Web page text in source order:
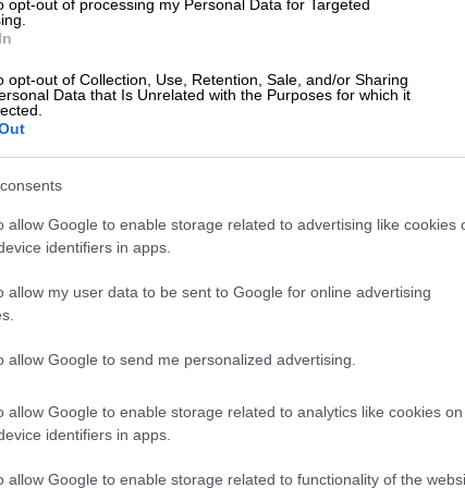
opt-out of processing my Personal Data for Targeted
opt-out of Collection, Use, Retention, Sale, and/or Sharing
Data that Is Unrelated with the Purposes for which it
allow Google to enable storage related to advertising like cookies
identifiers in apps.
allow my user data to be sent to Google for online advertising
allow Google to send me personalized advertising.
allow Google to enable storage related to analytics like cookies on
identifiers in apps.
allow Google to enable storage related to functionality of the
συντριπτικά την κατοχή αλλά
να αναπτυχθούν ορθολογικά, γυρνώντας
σίγουρη πάσα καθώς μπροστά ό,τι κι αν
μπάλας προς τα πίσω, αυτήν την φορά από
συνέβη το μοιραίο! Ο Ρονάλντο
την μεταβίβαση, απέφυγε τον Κροάτη
1-0 των Βούλγαρων!
του τέρματος, ό,τι κι αν
ποτέ με αξιώσεις την Λέφσκι,
εστία και... ρεκόρ λαθών στο α΄ημίχρονο.
γκολ, οι δύο ομάδες αναχώρησαν για